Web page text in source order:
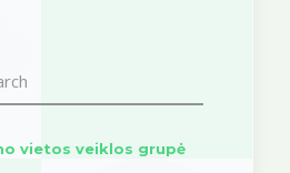
vietos veiklos grupė